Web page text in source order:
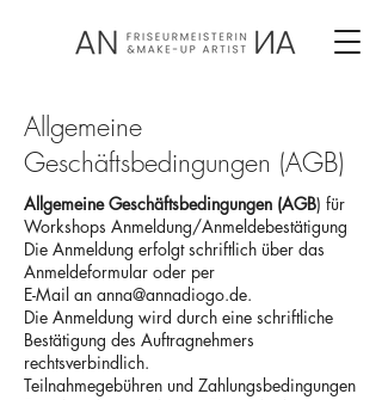
Allgemeine
Geschäftsbedingungen (AGB)
Allgemeine Geschäftsbedingungen (AGB) für
Workshops Anmeldung/Anmeldebestätigung
Die Anmeldung erfolgt schriftlich über das
Anmeldeformular oder per
E-Mail an anna@annadiogo.de.
Die Anmeldung wird durch eine schriftliche
Bestätigung des Auftragnehmers
rechtsverbindlich.
Teilnahmegebühren und Zahlungsbedingungen